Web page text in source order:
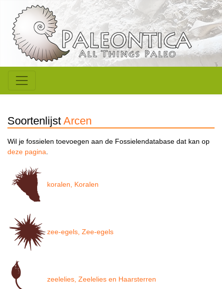
Soortenlijst Arcen
Wil je fossielen toevoegen aan de Fossielendatabase dat kan op
deze pagina.
koralen, Koralen
zee-egels, Zee-egels
zeelelies, Zeelelies en Haarsterren